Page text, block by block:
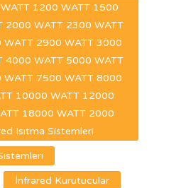
1200 WATT 1500
2000 WATT 2300 WATT
2900 WATT 3000
4000 WATT 5000 WATT
7500 WATT 8000
10000 WATT 12000
18000 WATT 2000
Isıtma Sistemleri
İnfrared Kurutucular